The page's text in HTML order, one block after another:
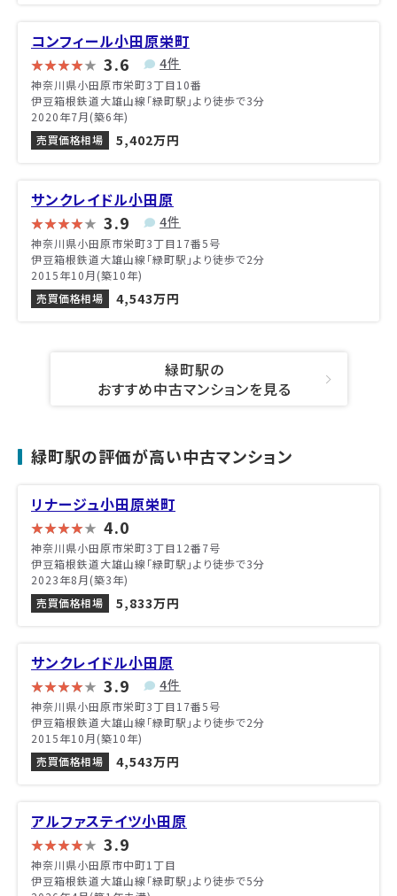
コンフィール小田原栄町
3.6 4件
神奈川県小田原市栄町3丁目10番
伊豆箱根鉄道大雄山線「緑町駅」より徒歩で3分
2020年7月(築6年)
売買価格相場
5,402万円
サンクレイドル小田原
3.9 4件
神奈川県小田原市栄町3丁目17番5号
伊豆箱根鉄道大雄山線「緑町駅」より徒歩で2分
2015年10月(築10年)
売買価格相場
4,543万円
緑町駅の
おすすめ中古マンションを見る
緑町駅の評価が高い中古マンション
リナージュ小田原栄町
4.0
神奈川県小田原市栄町3丁目12番7号
伊豆箱根鉄道大雄山線「緑町駅」より徒歩で3分
2023年8月(築3年)
売買価格相場
5,833万円
サンクレイドル小田原
3.9 4件
神奈川県小田原市栄町3丁目17番5号
伊豆箱根鉄道大雄山線「緑町駅」より徒歩で2分
2015年10月(築10年)
売買価格相場
4,543万円
アルファステイツ小田原
3.9
神奈川県小田原市中町1丁目
伊豆箱根鉄道大雄山線「緑町駅」より徒歩で5分